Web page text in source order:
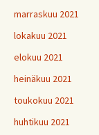
marraskuu 2021
lokakuu 2021
elokuu 2021
heinäkuu 2021
toukokuu 2021
huhtikuu 2021